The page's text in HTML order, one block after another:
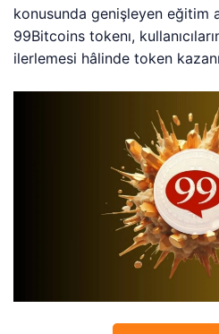
konusunda genişleyen eğitim
99Bitcoins tokenı,
ilerlemesi hâlinde token